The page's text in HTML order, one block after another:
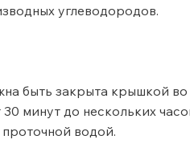
углеводородов.
быть закрыта крышкой
минут до нескольких
водой.